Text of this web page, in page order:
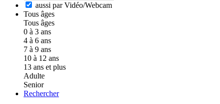
aussi par Vidéo/Webcam
Tous âges
Tous âges
0 à 3 ans
4 à 6 ans
7 à 9 ans
10 à 12 ans
13 ans et plus
Adulte
Senior
Rechercher